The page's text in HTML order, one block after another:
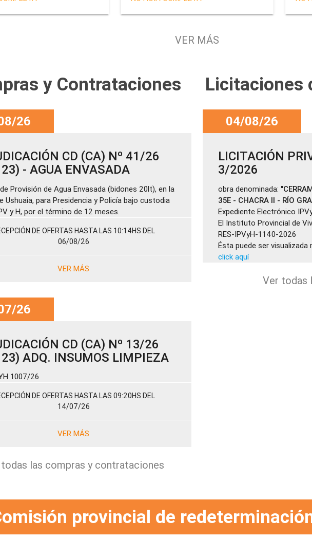
de lotes a personal
VER MÁS
y Contrataciones
26
CD (CA) Nº 41/26
- AGUA ENVASADA
Provisión de Agua Envasada (bidones 20lt), en la
Ushuaia, para Presidencia y Policía bajo custodia
y H, por el término de 12 meses.
DE OFERTAS HASTA LAS 10:14HS DEL
06/08/26
VER MÁS
26
CD (CA) Nº 13/26
ADQ. INSUMOS LIMPIEZA
1007/26
DE OFERTAS HASTA LAS 09:20HS DEL
14/07/26
VER MÁS
las compras y contrataciones
Licitaciones
04/08/26
LICITACIÓN
3/2026
obra denominada:
35E - CHACRA II - RÍO
Expediente Electrónico
El Instituto Provincial de
RES-IPVyH-1140-2026
Ésta puede ser visualizada
click aquí
Ver todas
provincial de